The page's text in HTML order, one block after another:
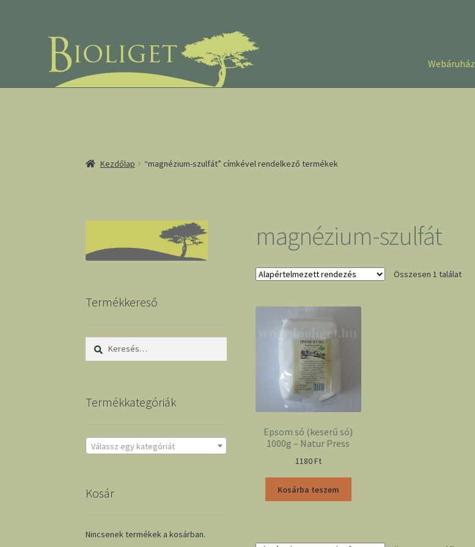
Webáruház
Kezdőlap “magnézium-szulfát” címkével rendelkező termékek
magnézium-szulfát
Összesen 1 találat
Epsom só (keserű só)
1000g – Natur Press
1180Ft
Kosárba teszem
Termékkereső
Keresés:
Termékkategóriák
Válassz egy kategóriát
Kosár
Nincsenek termékek a kosárban.